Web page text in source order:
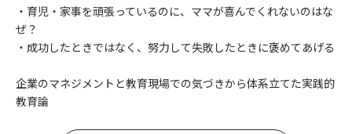
・育児・家事を頑張っているのに、ママが喜んでくれないのはな
ぜ？
・成功したときではなく、努力して失敗したときに褒めてあげる
企業のマネジメントと教育現場での気づきから体系立てた実践的
教育論